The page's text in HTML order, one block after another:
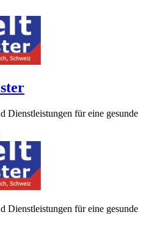
Dienstleistungen für eine gesunde
Dienstleistungen für eine gesunde